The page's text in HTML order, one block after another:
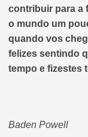
contribuir para a
o mundo um
quando vos
felizes sentindo
tempo e fizestes
Baden Powell